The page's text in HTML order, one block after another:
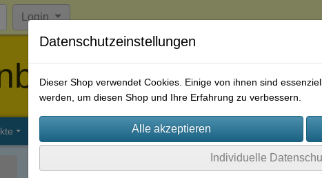
Login
berlin
Firmenhistorie AGB
Datenschutzeinstellungen
Dieser Shop verwendet Cookies. Einige von ihnen sind
werden, um diesen Shop und Ihre Erfahrung zu verbessern.
Individuelle